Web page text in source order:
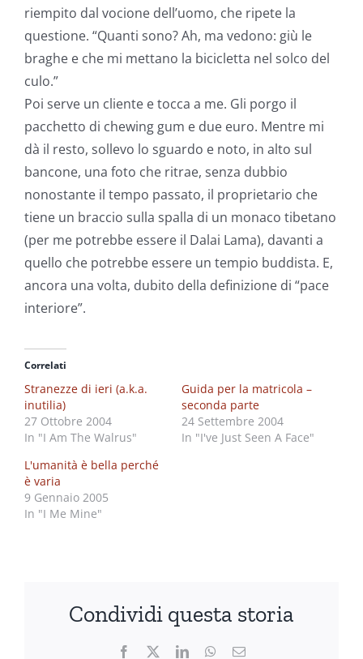
riempito dal vocione dell’uomo, che ripete la
questione. “Quanti sono? Ah, ma vedono: giù le
braghe e che mi mettano la bicicletta nel solco del
culo.”
Poi serve un cliente e tocca a me. Gli porgo il
pacchetto di chewing gum e due euro. Mentre mi
dà il resto, sollevo lo sguardo e noto, in alto sul
bancone, una foto che ritrae, senza dubbio
nonostante il tempo passato, il proprietario che
tiene un braccio sulla spalla di un monaco tibetano
(per me potrebbe essere il Dalai Lama), davanti a
quello che potrebbe essere un tempio buddista. E,
ancora una volta, dubito della definizione di “pace
interiore”.
Correlati
Stranezze di ieri (a.k.a.
inutilia)
27 Ottobre 2004
In "I Am The Walrus"
Guida per la matricola –
seconda parte
24 Settembre 2004
In "I've Just Seen A Face"
L'umanità è bella perché
è varia
9 Gennaio 2005
In "I Me Mine"
Condividi questa storia
Facebook LinkedInWhatsApp
Email